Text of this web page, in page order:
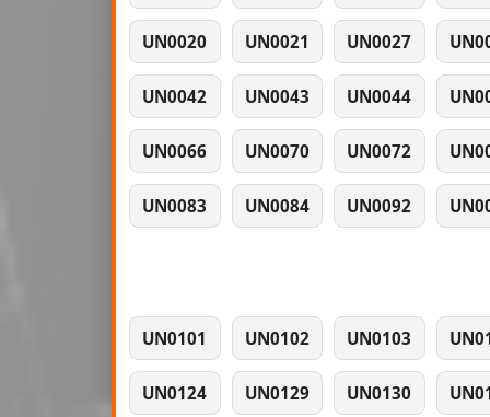
UN0020 UN0021 UN0027
UN0042 UN0043 UN0044
UN0066 UN0070 UN0072
UN0083 UN0084 UN0092
UN0101 UN0102 UN0103
UN0124 UN0129 UN0130